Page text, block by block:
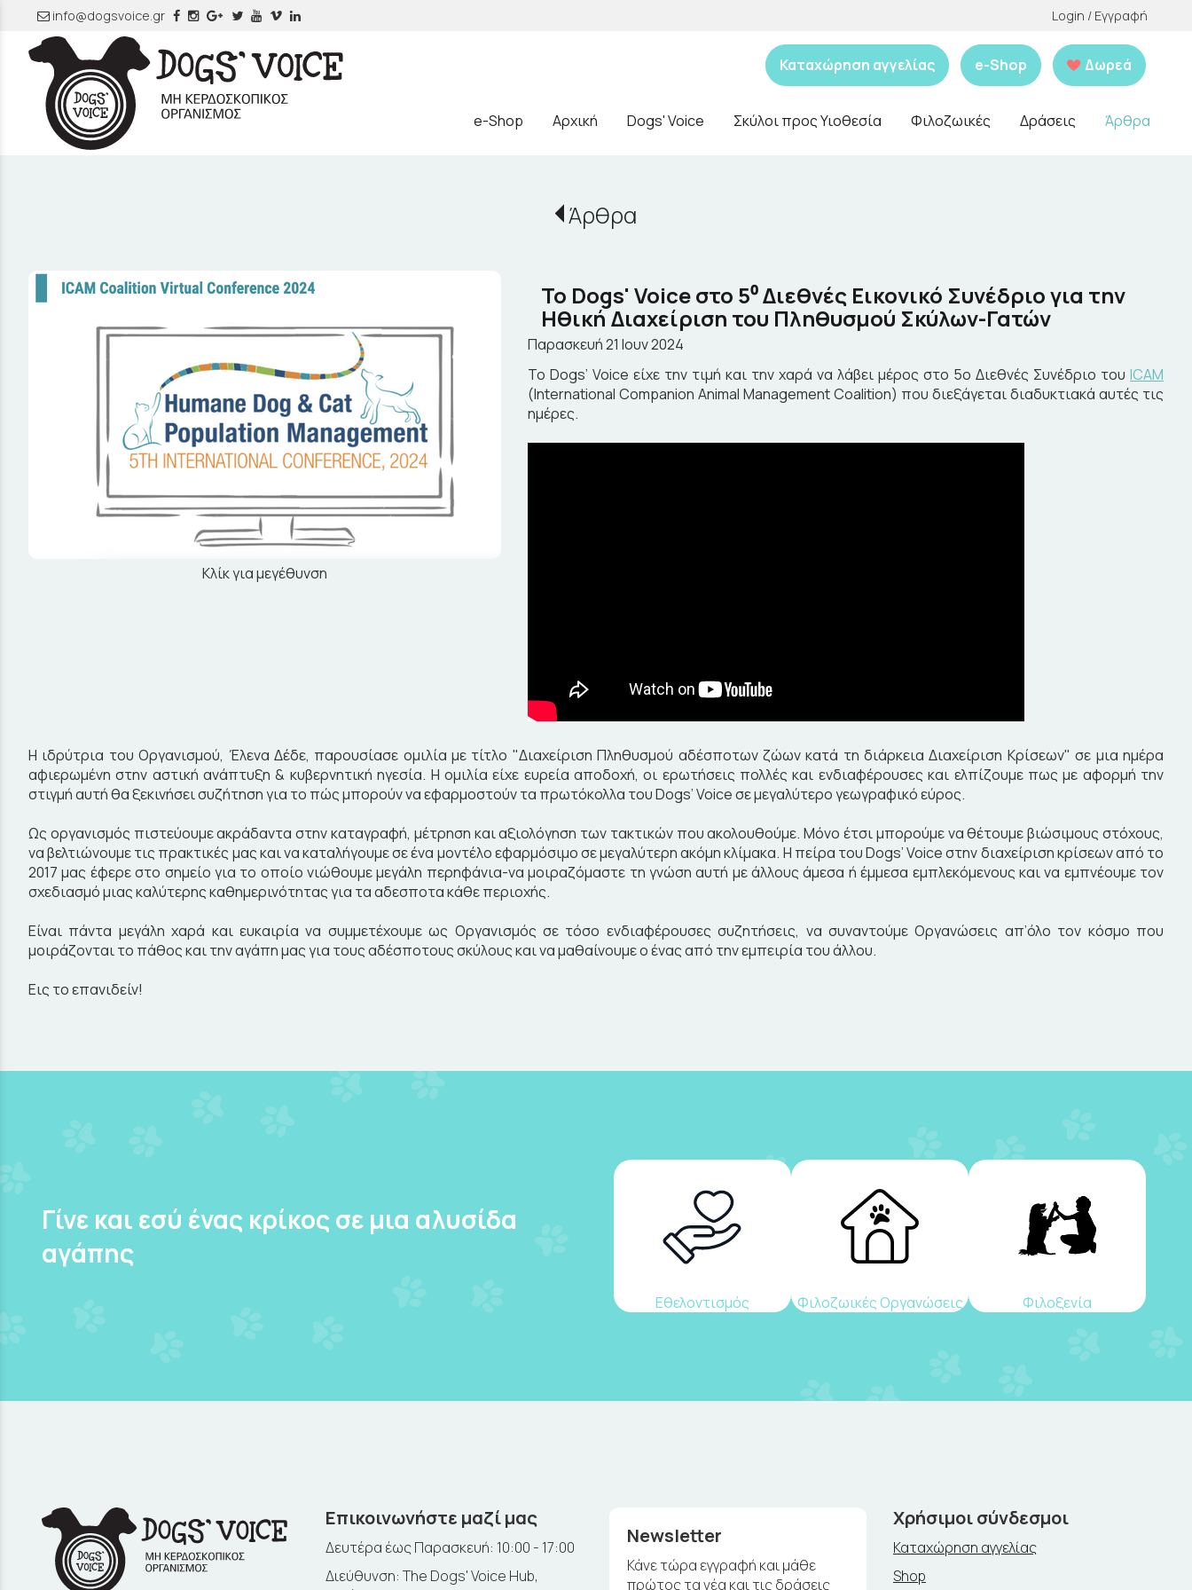
info@dogsvoice.gr Login / Εγγραφή
Καταχώρηση αγγελίας e-Shop Δωρεά
e-Shop Αρχική Dogs' Voice Σκύλοι προς Υιοθεσία Φιλοζωικές Δράσεις Άρθρα
Άρθρα
Κλίκ για μεγέθυνση
Το Dogs' Voice στο 5⁰ Διεθνές Εικονικό Συνέδριο για την
Ηθική Διαχείριση του Πληθυσμού Σκύλων-Γατών
Παρασκευή 21 Ιουν 2024
Το Dogs’ Voice είχε την τιμή και την χαρά να λάβει μέρος στο 5ο Διεθνές Συνέδριο του ICAM
(International Companion Animal Management Coalition) που διεξάγεται διαδυκτιακά αυτές τις
ημέρες.
Η ιδρύτρια του Οργανισμού, Έλενα Δέδε, παρουσίασε ομιλία με τίτλο "Διαχείριση Πληθυσμού αδέσποτων ζώων κατά τη διάρκεια Διαχείριση Κρίσεων" σε μια ημέρα
αφιερωμένη στην αστική ανάπτυξη & κυβερνητική ηγεσία. Η ομιλία είχε ευρεία αποδοχή, οι ερωτήσεις πολλές και ενδιαφέρουσες και ελπίζουμε πως με αφορμή την
στιγμή αυτή θα ξεκινήσει συζήτηση για το πώς μπορούν να εφαρμοστούν τα πρωτόκολλα του Dogs’ Voice σε μεγαλύτερο γεωγραφικό εύρος.
Ως οργανισμός πιστεύουμε ακράδαντα στην καταγραφή, μέτρηση και αξιολόγηση των τακτικών που ακολουθούμε. Μόνο έτσι μπορούμε να θέτουμε βιώσιμους στόχους,
να βελτιώνουμε τις πρακτικές μας και να καταλήγουμε σε ένα μοντέλο εφαρμόσιμο σε μεγαλύτερη ακόμη κλίμακα. Η πείρα του Dogs’ Voice στην διαχείριση κρίσεων από το
2017 μας έφερε στο σημείο για το οποίο νιώθουμε μεγάλη περηφάνια-να μοιραζόμαστε τη γνώση αυτή με άλλους άμεσα ή έμμεσα εμπλεκόμενους και να εμπνέουμε τον
σχεδιασμό μιας καλύτερης καθημερινότητας για τα αδεσποτα κάθε περιοχής.
Είναι πάντα μεγάλη χαρά και ευκαιρία να συμμετέχουμε ως Οργανισμός σε τόσο ενδιαφέρουσες συζητήσεις, να συναντούμε Οργανώσεις απ’όλο τον κόσμο που
μοιράζονται το πάθος και την αγάπη μας για τους αδέσποτους σκύλους και να μαθαίνουμε ο ένας από την εμπειρία του άλλου.
Εις το επανιδείν!
Γίνε και εσύ ένας κρίκος σε μια αλυσίδα
αγάπης
Εθελοντισμός Φιλοζωικές Οργανώσεις Φιλοξενία
Επικοινωνήστε μαζί μας
Δευτέρα έως Παρασκευή: 10:00 - 17:00
Διεύθυνση: The Dogs' Voice Hub,
Newsletter
Κάνε τώρα εγγραφή και μάθε
πρώτος τα νέα και τις δράσεις
Χρήσιμοι σύνδεσμοι
Καταχώρηση αγγελίας
Shop